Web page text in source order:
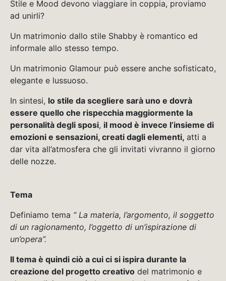
Stile e Mood devono viaggiare in coppia, proviamo
ad unirli?
Un matrimonio dallo stile Shabby è romantico ed
informale allo stesso tempo.
Un matrimonio Glamour può essere anche sofisticato,
elegante e lussuoso.
In sintesi, lo stile da scegliere sarà uno e dovrà
essere quello che rispecchia maggiormente la
personalità degli sposi, il mood è invece l’insieme di
emozioni e sensazioni, creati dagli elementi, atti a
dar vita all’atmosfera che gli invitati vivranno il giorno
delle nozze.
Tema
Definiamo tema “ La materia, l’argomento, il soggetto
di un ragionamento, l’oggetto di un’ispirazione di
un’opera”.
Il tema è quindi ciò a cui ci si ispira durante la
creazione del progetto creativo del matrimonio e